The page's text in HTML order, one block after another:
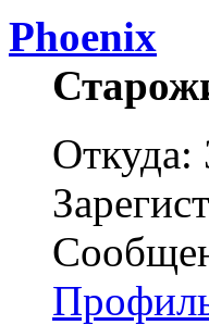
Phoenix
Откуда: